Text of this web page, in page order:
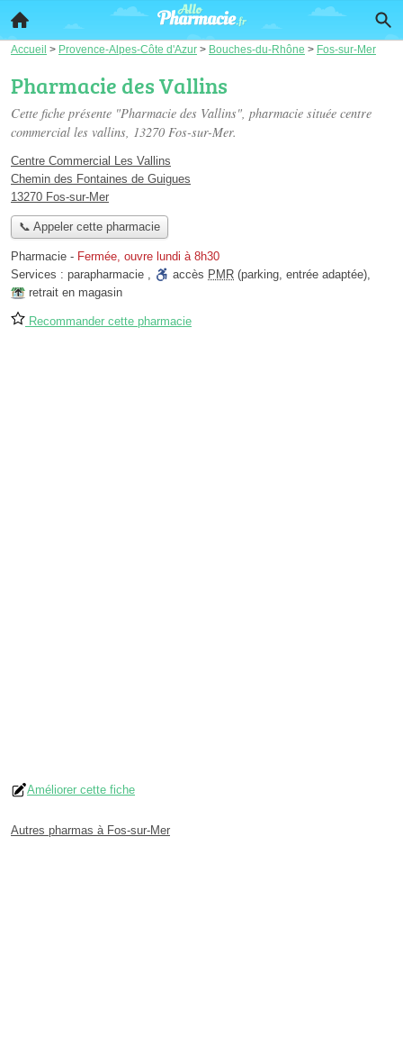
Accueil > Provence-Alpes-Côte d'Azur > Bouches-du-Rhône > Fos-sur-Mer
Pharmacie des Vallins
Cette fiche présente "Pharmacie des Vallins", pharmacie située centre
commercial les vallins, 13270 Fos-sur-Mer.
Centre Commercial Les Vallins
Chemin des Fontaines de Guigues
13270 Fos-sur-Mer
📞 Appeler cette pharmacie
Pharmacie - Fermée, ouvre lundi à 8h30
Services : parapharmacie , accès PMR (parking, entrée adaptée),
retrait en magasin
Recommander cette pharmacie
Améliorer cette fiche
Autres pharmas à Fos-sur-Mer